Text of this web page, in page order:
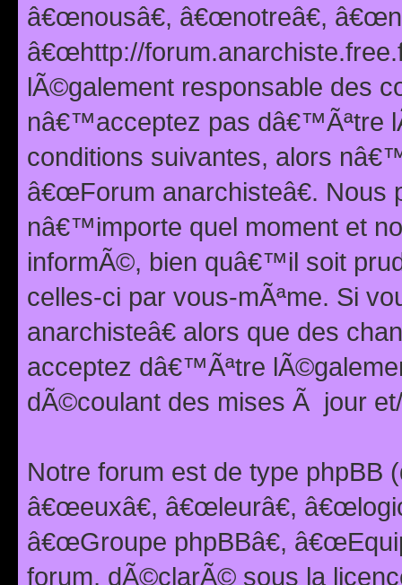
â€œnousâ€, â€œnotreâ€,
â€œhttp://
lÃ©galement responsable des
nâ€™acceptez pas dâ€™Ãªtre
conditions suivantes, alors
â€œForum anarchisteâ€.
nâ€™importe quel moment et
informÃ©, bien quâ€™il soit
celles-ci par vous-mÃªme. Si
anarchisteâ€ alors que des
acceptez dâ€™Ãªtre
dÃ©coulant des mises Ã jour
Notre forum est de type phpBB
â€œeuxâ€, â€œleurâ€,
â€œGroupe phpBBâ€,
forum, dÃ©clarÃ© sous la